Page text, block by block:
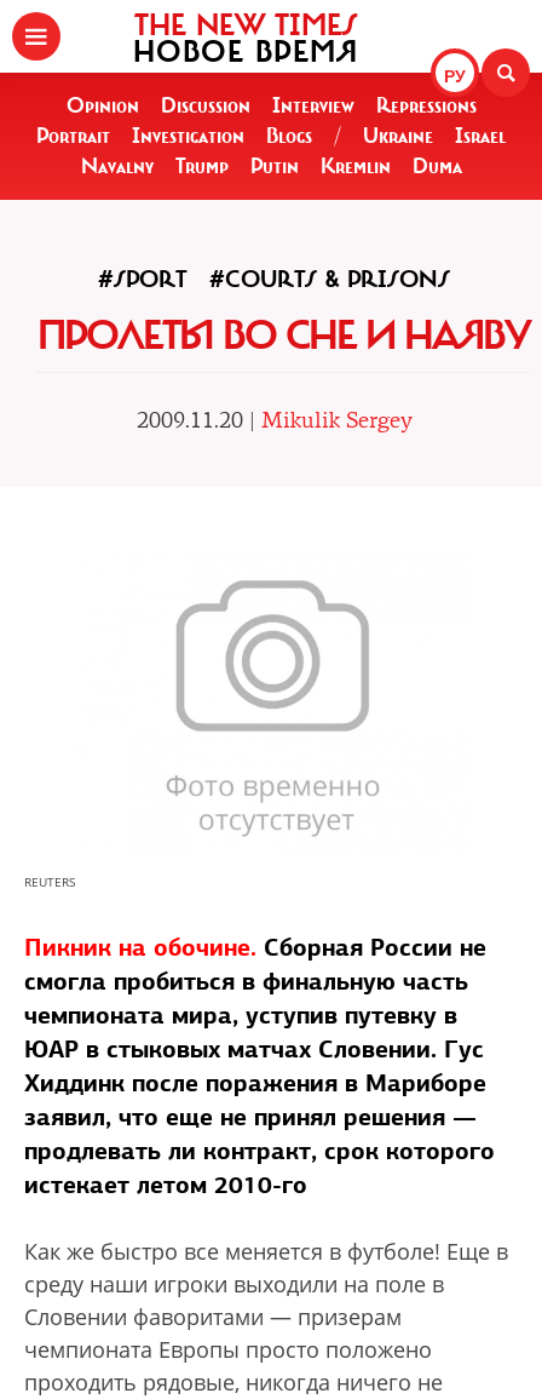
РУ
THE NEW TIMES
НОВОЕ ВРЕМЯ
Opinion Discussion Interview
Repressions
Portrait
Investigation Blogs / Ukraine
Israel
Navalny
Trump Putin Kremlin Duma
#SPORT #COURTS & PRISONS
ПРОЛЕТЫ ВО СНЕ И НАЯВУ
2009.11.20 | Mikulik Sergey
REUTERS
Пикник на обочине. Сборная России не
смогла пробиться в финальную часть
чемпионата мира, уступив путевку в
ЮАР в стыковых матчах Словении. Гус
Хиддинк после поражения в Мариборе
заявил, что еще не принял решения —
продлевать ли контракт, срок которого
истекает летом 2010-го
Как же быстро все меняется в футболе! Еще в
среду наши игроки выходили на поле в
Словении фаворитами — призерам
чемпионата Европы просто положено
проходить рядовые, никогда ничего не